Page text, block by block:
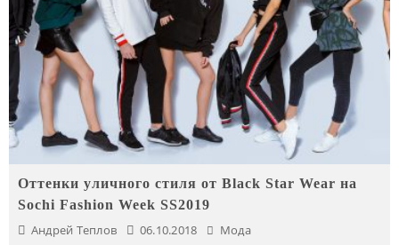
Оттенки уличного стиля от Black Star Wear на
Sochi Fashion Week SS2019
Андрей Теплов 06.10.2018 Мода